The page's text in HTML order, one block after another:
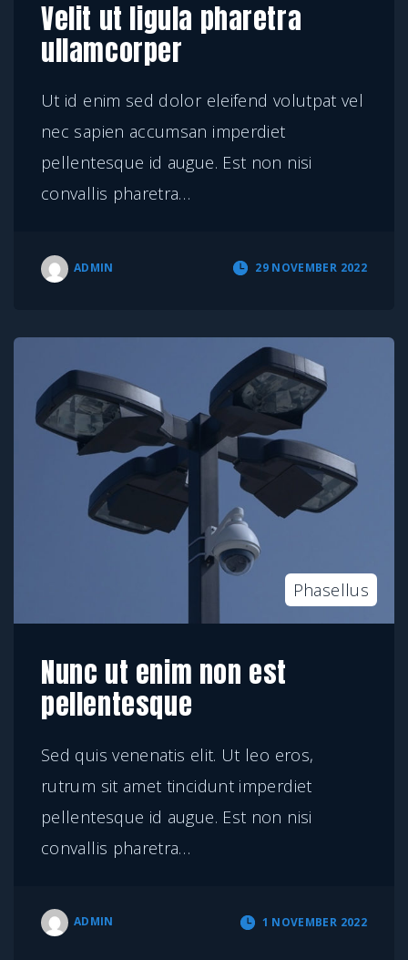
Velit ut ligula pharetra
ullamcorper
Ut id enim sed dolor eleifend volutpat vel
nec sapien accumsan imperdiet
pellentesque id augue. Est non nisi
convallis pharetra…
ADMIN 29 NOVEMBER 2022
Phasellus
Nunc ut enim non est
pellentesque
Sed quis venenatis elit. Ut leo eros,
rutrum sit amet tincidunt imperdiet
pellentesque id augue. Est non nisi
convallis pharetra…
ADMIN 1 NOVEMBER 2022